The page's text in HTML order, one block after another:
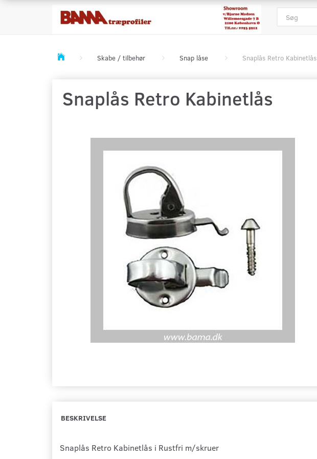
Skabe / tilbehør Snap låse Snaplås Retro Kabinetlås
Snaplås Retro Kabinetlås
BESKRIVELSE
Snaplås Retro Kabinetlås i Rustfri m/skruer